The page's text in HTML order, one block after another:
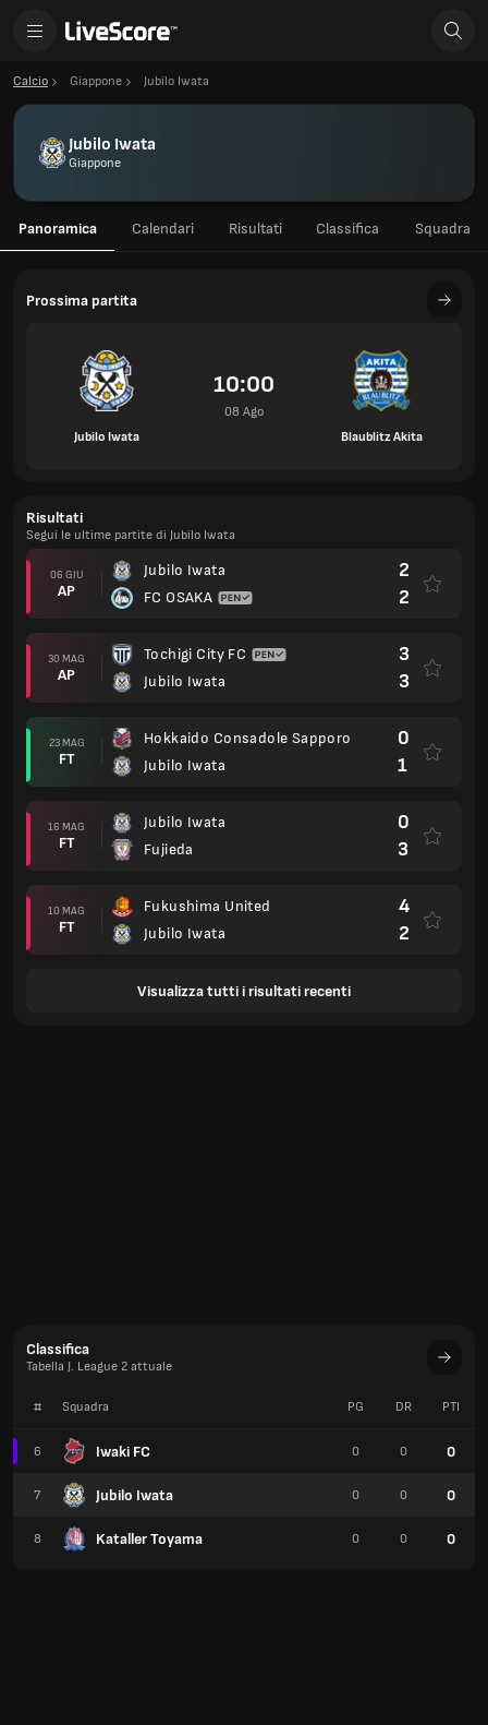
Calcio Giappone Jubilo Iwata
Jubilo Iwata
Giappone
Panoramica Calendari Risultati Classifica Squadra
Prossima partita
Jubilo Iwata
10:00
08 Ago
Blaublitz Akita
Risultati
Segui le ultime partite di Jubilo Iwata
06 GIU
AP
Jubilo Iwata
FC OSAKA
2
2
30 MAG
AP
Tochigi City FC
Jubilo Iwata
3
3
23 MAG
FT
Hokkaido Consadole Sapporo
Jubilo Iwata
0
1
16 MAG
FT
Jubilo Iwata
Fujieda
0
3
10 MAG
FT
Fukushima United
Jubilo Iwata
4
2
Visualizza tutti i risultati recenti
Classifica
Tabella J. League 2 attuale
# Squadra
6 Iwaki FC
7 Jubilo Iwata
8 Kataller Toyama
PG DR PTI
0 0 0
0 0 0
0 0 0